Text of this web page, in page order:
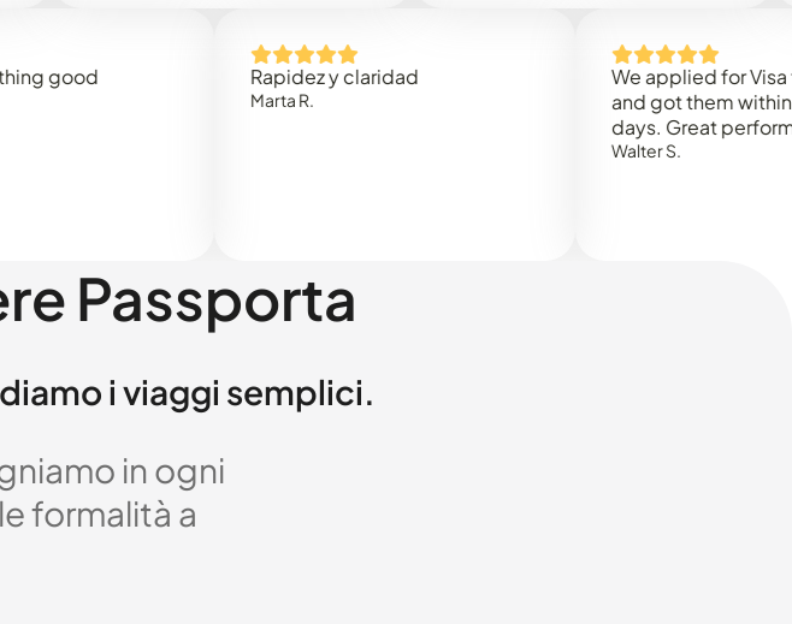
Rapidez y claridad
We applied for Visa to
and got them within 3
days. Great performance!
Walter S.
Passporta
i viaggi semplici.
in ogni
formalità a